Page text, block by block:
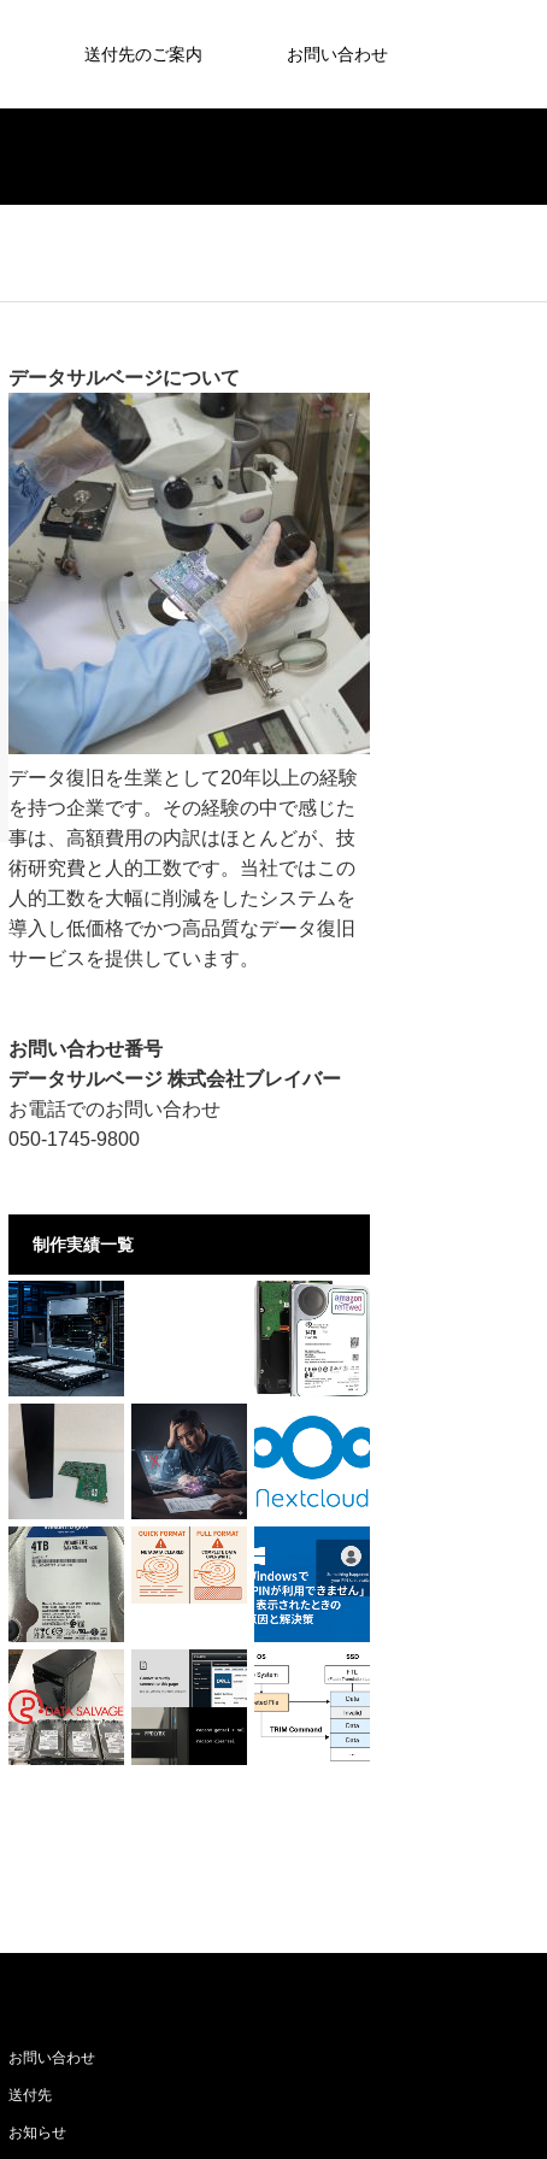
送付先のご案内 お問い合わせ
データサルベージについて
データ復旧を生業として20年以上の経験
を持つ企業です。その経験の中で感じた
事は、高額費用の内訳はほとんどが、技
術研究費と人的工数です。当社ではこの
人的工数を大幅に削減をしたシステムを
導入し低価格でかつ高品質なデータ復旧
サービスを提供しています。
お問い合わせ番号
データサルベージ 株式会社ブレイバー
お電話でのお問い合わせ
050-1745-9800
制作実績一覧
お問い合わせ
送付先
お知らせ